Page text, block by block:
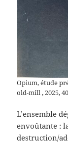
Opium, étude
old-mill , 2025,
L’ensemble
envoûtante :
destruction/